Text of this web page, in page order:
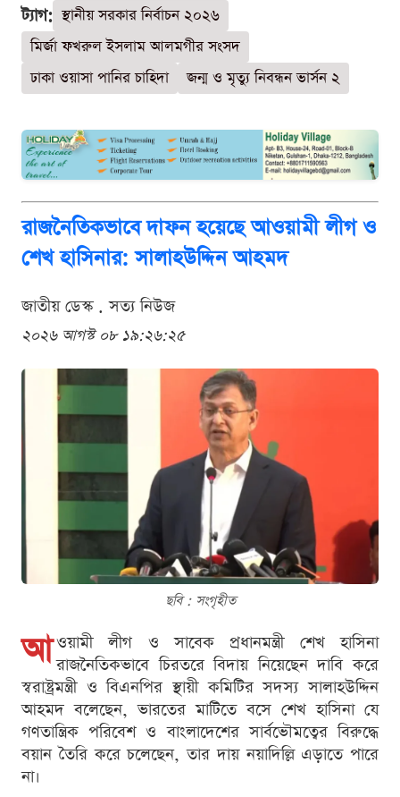
ট্যাগ: স্থানীয় সরকার নির্বাচন ২০২৬
মির্জা ফখরুল ইসলাম আলমগীর সংসদ
ঢাকা ওয়াসা পানির চাহিদা
জন্ম ও মৃত্যু নিবন্ধন ভার্সন ২
রাজনৈতিকভাবে দাফন হয়েছে আওয়ামী লীগ ও
শেখ হাসিনার: সালাহউদ্দিন আহমদ
জাতীয় ডেস্ক . সত্য নিউজ
২০২৬ আগস্ট ০৮ ১৯:২৬:২৫
ছবি : সংগৃহীত
আ ওয়ামী লীগ ও সাবেক প্রধানমন্ত্রী শেখ হাসিনা
রাজনৈতিকভাবে চিরতরে বিদায় নিয়েছেন দাবি করে
স্বরাষ্ট্রমন্ত্রী ও বিএনপির স্থায়ী কমিটির সদস্য সালাহউদ্দিন
আহমদ বলেছেন, ভারতের মাটিতে বসে শেখ হাসিনা যে
গণতান্ত্রিক পরিবেশ ও বাংলাদেশের সার্বভৌমত্বের বিরুদ্ধে
বয়ান তৈরি করে চলেছেন, তার দায় নয়াদিল্লি এড়াতে পারে
না।